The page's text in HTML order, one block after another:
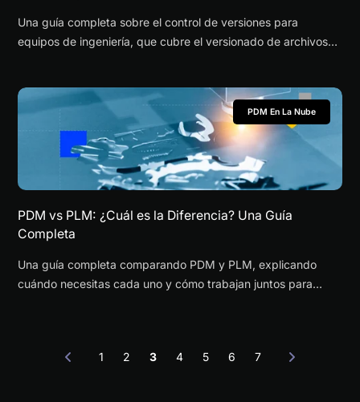
Una guía completa sobre el control de versiones para
equipos de ingeniería, que cubre el versionado de archivos
PDM En La Nube
PDM vs PLM: ¿Cuál es la Diferencia? Una Guía
Completa
Una guía completa comparando PDM y PLM, explicando
cuándo necesitas cada uno y cómo trabajan juntos para
1 2 3 4 5 6 7